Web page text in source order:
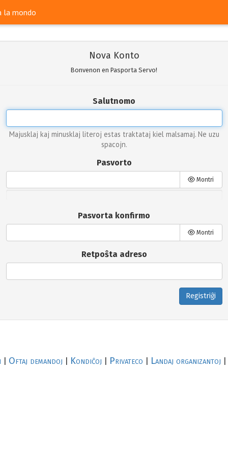
la mondo
Nova Konto
Bonvenon en Pasporta Servo!
Salutnomo
Majusklaj kaj minusklaj literoj estas traktataj kiel malsamaj. Ne uzu
spacojn.
Pasvorto
Montri
Pasvorta konfirmo
Montri
Retpoŝta adreso
Registriĝi
Oftaj demandoj Kondiĉoj Privateco Landaj organizantoj